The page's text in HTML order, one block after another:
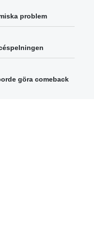
problem
göra comeback